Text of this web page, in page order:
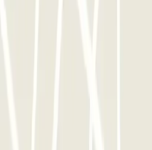
(Rezeption) Zentrale Lage